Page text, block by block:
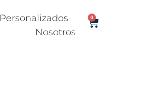
Personalizados
Nosotros
0